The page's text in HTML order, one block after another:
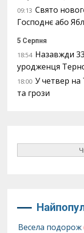
09:13 Свято
Господнє або
5 Серпня
18:54 Назавжди
уродженця
18:00 У четвер на
та грози
Весела подорож